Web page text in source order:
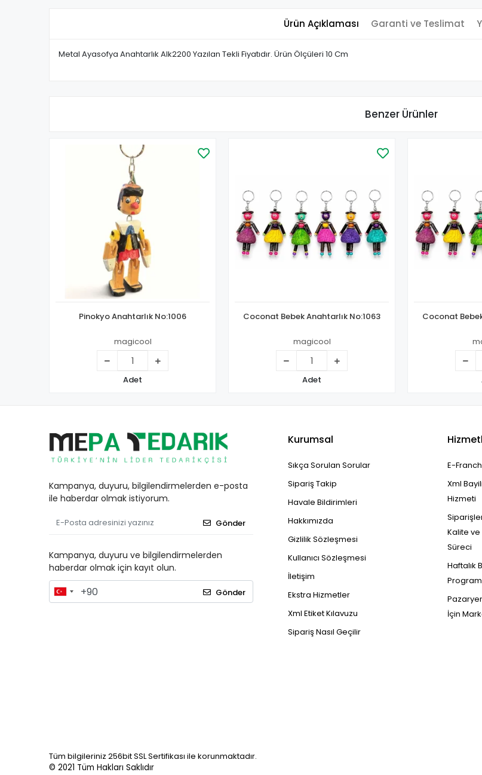
Ürün Açıklaması Garanti ve Teslimat
Metal Ayasofya Anahtarlık Alk2200 Yazılan Tekli Fiyatıdır. Ürün Ölçüleri 10 Cm
Benzer Ürünler
Pinokyo Anahtarlık No:1006
magicool
Adet
Coconat Bebek Anahtarlık No:1063
magicool
Adet
Coconat
Kampanya, duyuru, bilgilendirmelerden e-posta
ile haberdar olmak istiyorum.
Gönder
Kampanya, duyuru ve bilgilendirmelerden
haberdar olmak için kayıt olun.
Gönder
Kurumsal
Sıkça Sorulan Sorular
Sipariş Takip
Havale Bildirimleri
Hakkımızda
Gizlilik Sözleşmesi
Kullanıcı Sözleşmesi
İletişim
Ekstra Hizmetler
Xml Etiket Kılavuzu
Sipariş Nasıl Geçilir
E-
Xml
Hizmeti
Kalite
Süreci
Haftalık
İçin
Tüm bilgileriniz 256bit SSL Sertifikası ile korunmaktadır.
© 2021 Tüm Hakları Saklıdır